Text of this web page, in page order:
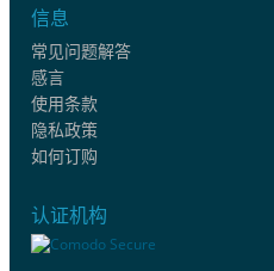
信息
常见问题解答
感言
使用条款
隐私政策
如何订购
认证机构